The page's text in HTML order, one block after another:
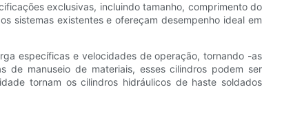
exclusivas, incluindo tamanho, comprimento do
sistemas existentes e ofereçam desempenho ideal em
específicas e velocidades de operação, tornando -as
de manuseio de materiais, esses cilindros podem ser
tornam os cilindros hidráulicos de haste soldados